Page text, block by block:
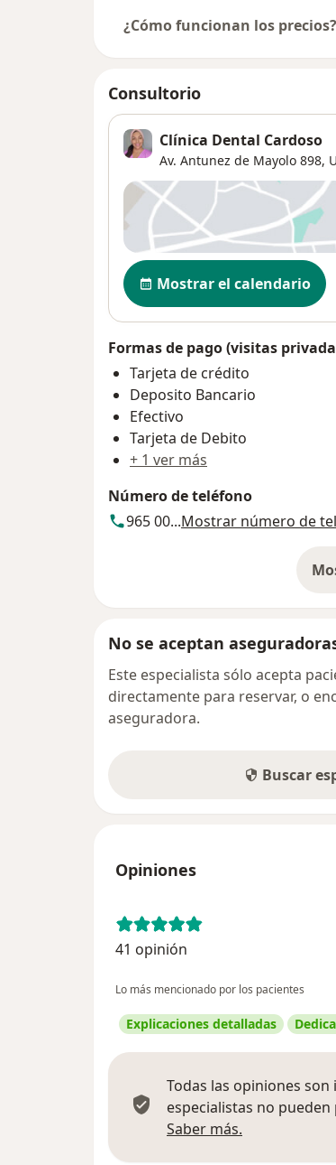
¿Cómo funcionan los precios?
Consultorio
Clínica Dental Cardoso
Av. Antunez de Mayolo 898,
Disponibilidad
Mostrar el calendario
Formas de pago (visitas
Tarjeta de crédito
Deposito Bancario
Efectivo
Tarjeta de Debito
+ 1 ver más
Número de teléfono
965 00...Mostrar número de
No se aceptan
Este especialista sólo acepta
directamente para reservar, o
aseguradora.
Buscar
Opiniones
41 opinión
Lo más mencionado por los pacientes
Explicaciones detalladas
Todas las opiniones
especialistas no
Saber más.